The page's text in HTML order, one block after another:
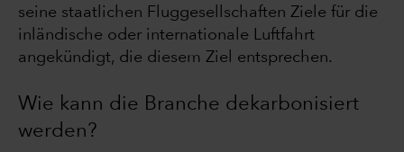
seine staatlichen Fluggesellschaften Ziele für die
inländische oder internationale Luftfahrt
angekündigt, die diesem Ziel entsprechen.
Wie kann die Branche dekarbonisiert
werden?